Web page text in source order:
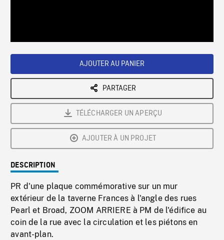
AJOUTER AU PANIER
PARTAGER
TÉLÉCHARGER UN APERÇU
AJOUTER À UN PROJET
DESCRIPTION
PR d'une plaque commémorative sur un mur
extérieur de la taverne Frances à l'angle des rues
Pearl et Broad, ZOOM ARRIERE à PM de l'édifice au
coin de la rue avec la circulation et les piétons en
avant-plan.